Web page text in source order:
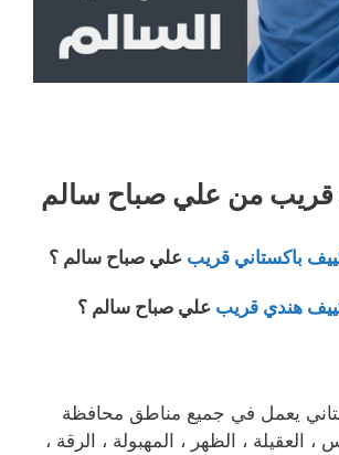
قريب من علي صباح سالم
باكستاني قريب علي صباح سالم ؟
هندي قريب علي صباح سالم ؟
يعمل في جميع مناطق محافظة
العقيلة ، الظهر ، المهبولة ، الرقة ،